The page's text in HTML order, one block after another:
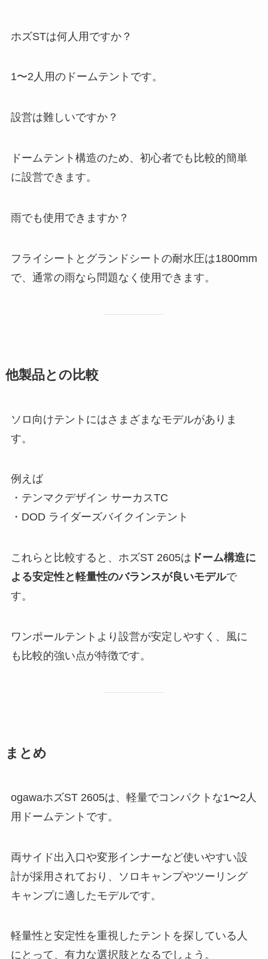
ホズSTは何人用ですか？
1〜2人用のドームテントです。
設営は難しいですか？
ドームテント構造のため、初心者でも比較的簡単
に設営できます。
雨でも使用できますか？
フライシートとグランドシートの耐水圧は1800mm
で、通常の雨なら問題なく使用できます。
他製品との比較
ソロ向けテントにはさまざまなモデルがありま
す。
例えば
・テンマクデザイン サーカスTC
・DOD ライダーズバイクインテント
これらと比較すると、ホズST 2605は ドーム構造に
よる安定性と軽量性のバランスが良いモデルで
す。
ワンポールテントより設営が安定しやすく、風に
も比較的強い点が特徴です。
まとめ
ogawaホズST 2605は、軽量でコンパクトな1〜2人
用ドームテントです。
両サイド出入口や変形インナーなど使いやすい設
計が採用されており、ソロキャンプやツーリング
キャンプに適したモデルです。
軽量性と安定性を重視したテントを探している人
にとって、有力な選択肢となるでしょう。